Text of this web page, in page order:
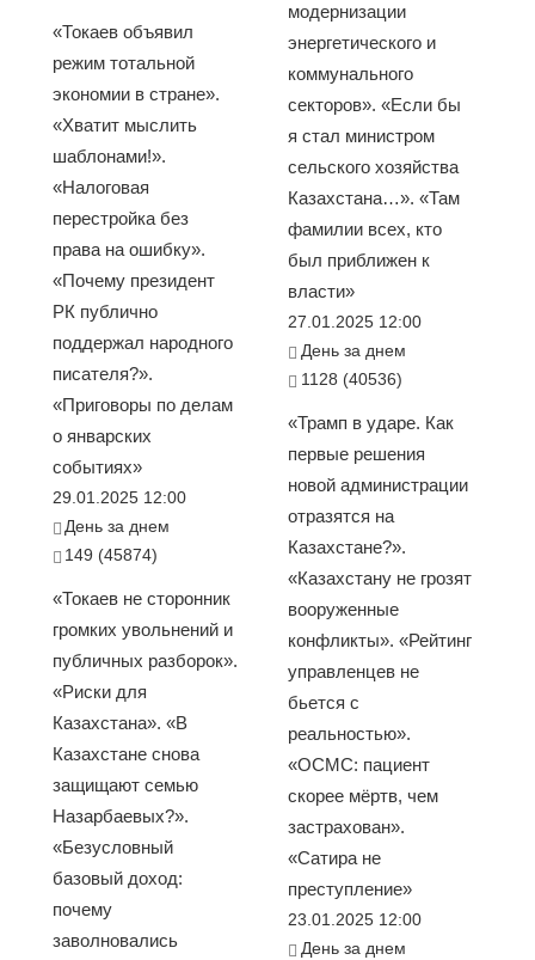
«Токаев объявил
режим тотальной
экономии в стране».
«Хватит мыслить
шаблонами!».
«Налоговая
перестройка без
права на ошибку».
«Почему президент
РК публично
поддержал народного
писателя?».
«Приговоры по делам
о январских
событиях»
29.01.2025 12:00
День за днем
149 (45874)
«Токаев не сторонник
громких увольнений и
публичных разборок».
«Риски для
Казахстана». «В
Казахстане снова
защищают семью
Назарбаевых?».
«Безусловный
базовый доход:
почему
заволновались
модернизации
энергетического и
коммунального
секторов». «Если бы
я стал министром
сельского хозяйства
Казахстана…». «Там
фамилии всех, кто
был приближен к
власти»
27.01.2025 12:00
День за днем
1128 (40536)
«Трамп в ударе. Как
первые решения
новой администрации
отразятся на
Казахстане?».
«Казахстану не грозят
вооруженные
конфликты». «Рейтинг
управленцев не
бьется с
реальностью».
«ОСМС: пациент
скорее мёртв, чем
застрахован».
«Сатира не
преступление»
23.01.2025 12:00
День за днем